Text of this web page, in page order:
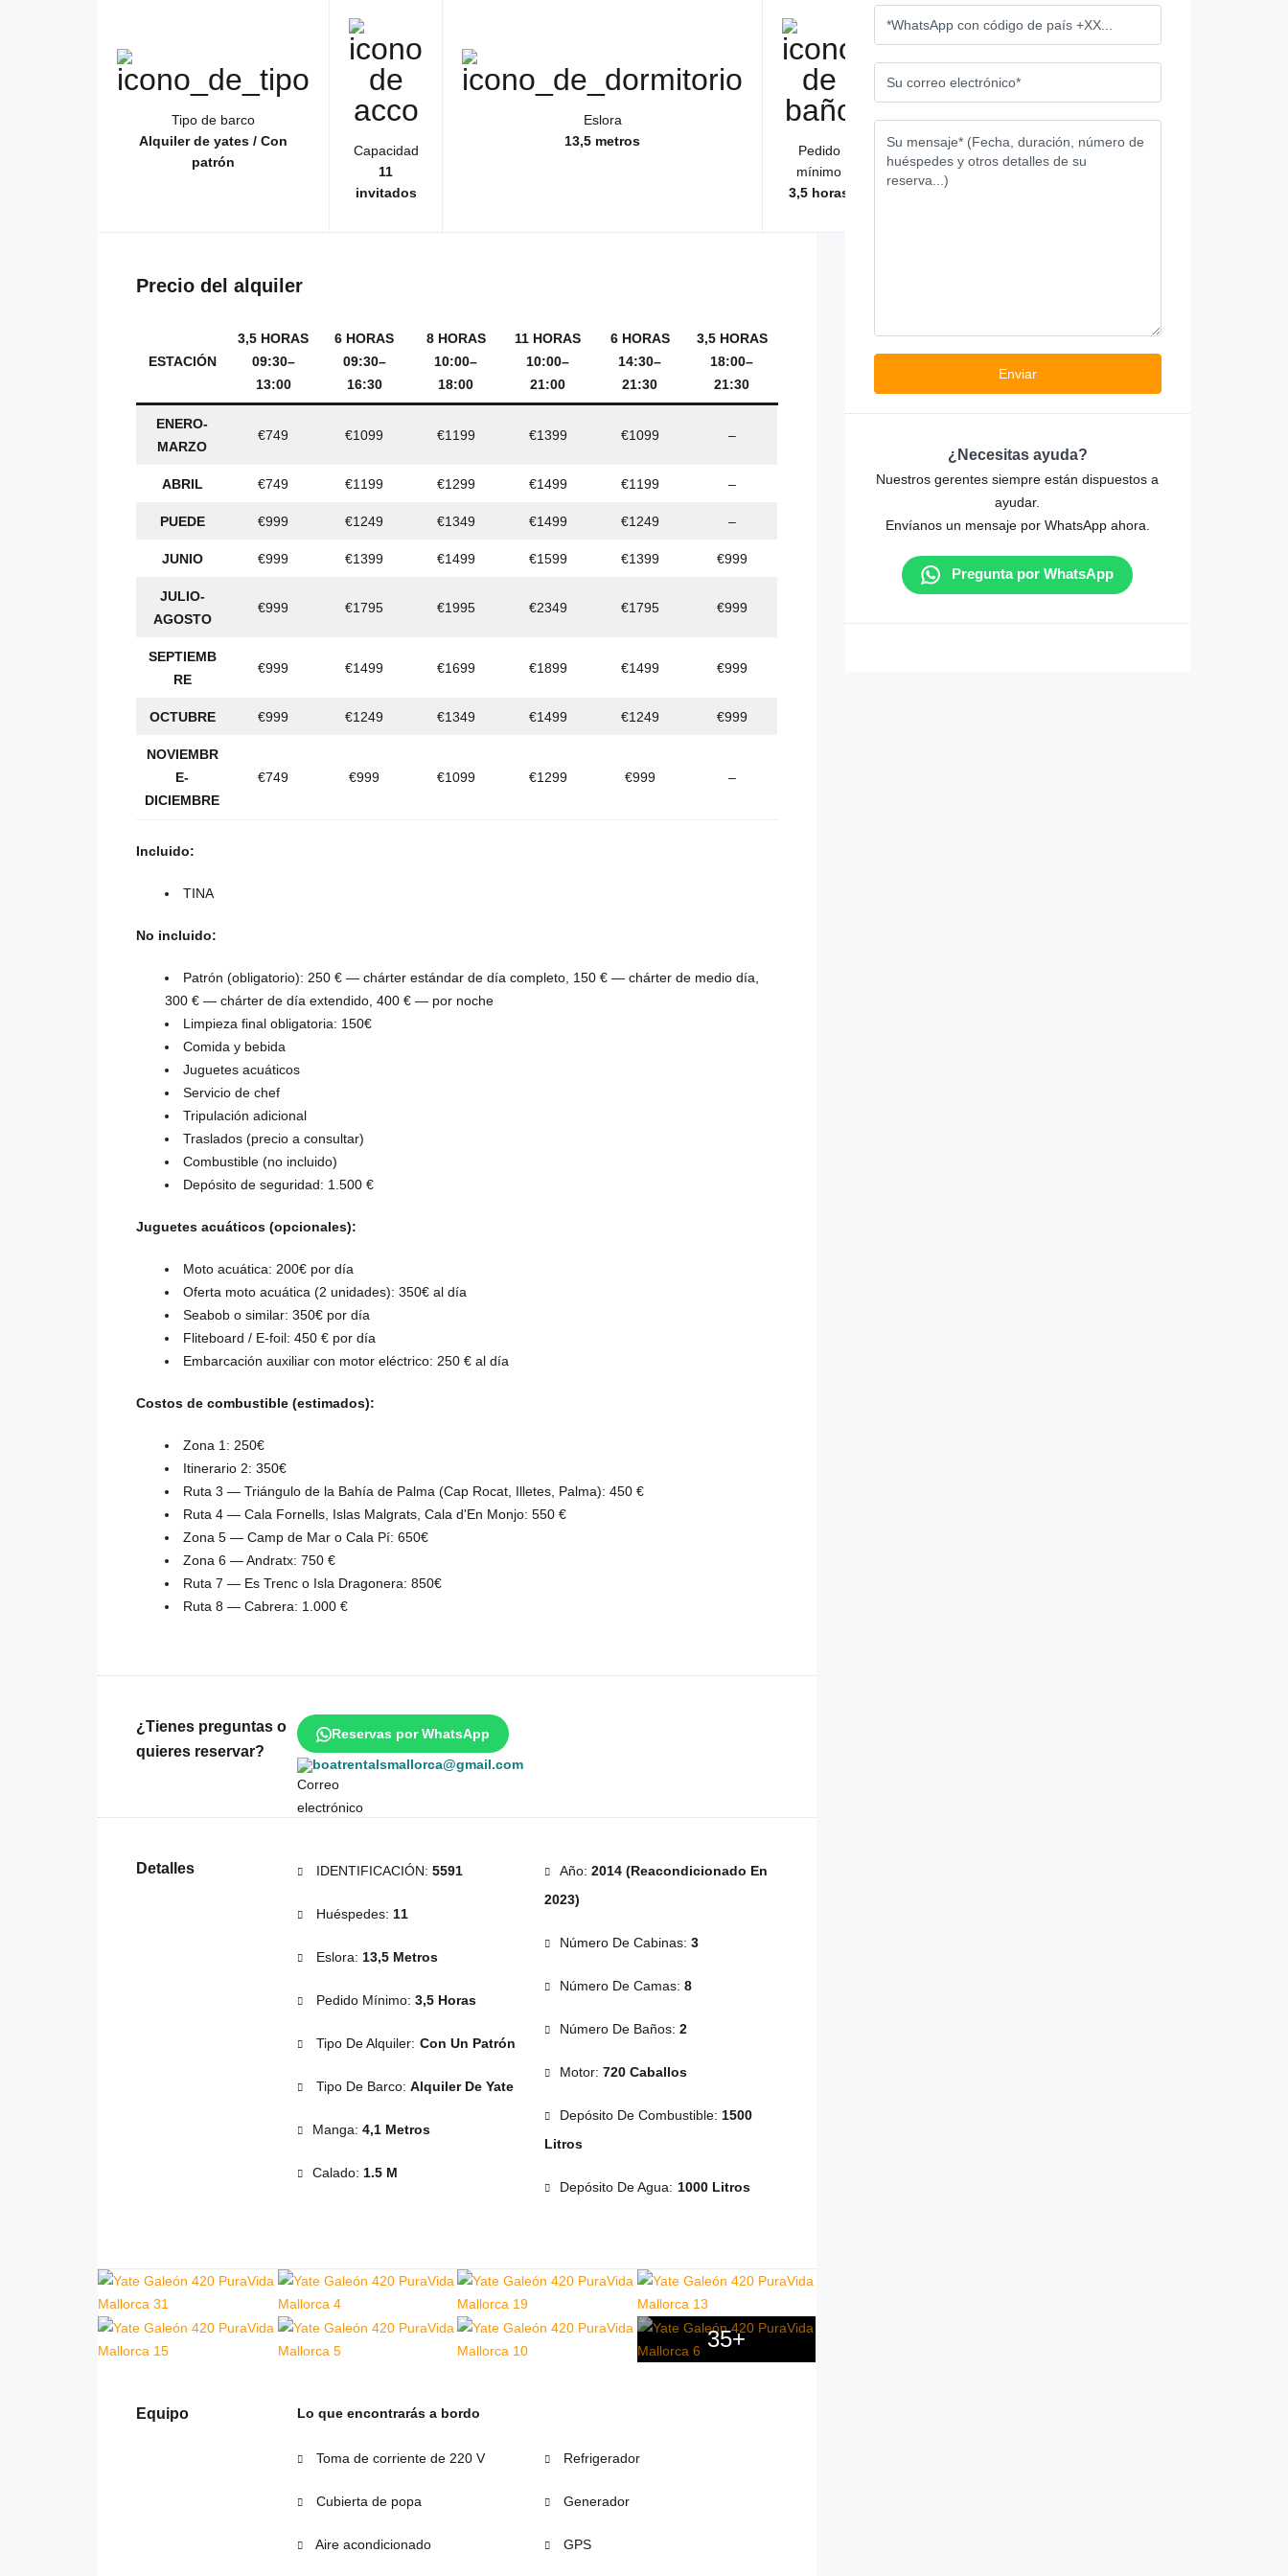
Tipo de barco
Alquiler de yates / Con
patrón
Capacidad
11
invitados
Eslora
13,5 metros
Pedido
mínimo
3,5 horas
Precio del alquiler
ESTACIÓN
3,5 HORAS
09:30–
13:00
6 HORAS
09:30–
16:30
8 HORAS
10:00–
18:00
11 HORAS
10:00–
21:00
6 HORAS
14:30–
21:30
3,5 HORAS
18:00–
21:30
ENERO-
MARZO
€749 €1099 €1199 €1399 €1099 –
ABRIL €749 €1199 €1299 €1499 €1199 –
PUEDE €999 €1249 €1349 €1499 €1249 –
JUNIO €999 €1399 €1499 €1599 €1399 €999
JULIO-
AGOSTO
€999 €1795 €1995 €2349 €1795 €999
SEPTIEMB
RE
€999 €1499 €1699 €1899 €1499 €999
OCTUBRE €999 €1249 €1349 €1499 €1249 €999
NOVIEMBR
E-
DICIEMBRE
€749 €999 €1099 €1299 €999 –
Incluido:
TINA
No incluido:
Patrón (obligatorio): 250 € — chárter estándar de día completo, 150 € — chárter de medio día,
300 € — chárter de día extendido, 400 € — por noche
Limpieza final obligatoria: 150€
Comida y bebida
Juguetes acuáticos
Servicio de chef
Tripulación adicional
Traslados (precio a consultar)
Combustible (no incluido)
Depósito de seguridad: 1.500 €
Juguetes acuáticos (opcionales):
Moto acuática: 200€ por día
Oferta moto acuática (2 unidades): 350€ al día
Seabob o similar: 350€ por día
Fliteboard / E-foil: 450 € por día
Embarcación auxiliar con motor eléctrico: 250 € al día
Costos de combustible (estimados):
Zona 1: 250€
Itinerario 2: 350€
Ruta 3 — Triángulo de la Bahía de Palma (Cap Rocat, Illetes, Palma): 450 €
Ruta 4 — Cala Fornells, Islas Malgrats, Cala d'En Monjo: 550 €
Zona 5 — Camp de Mar o Cala Pí: 650€
Zona 6 — Andratx: 750 €
Ruta 7 — Es Trenc o Isla Dragonera: 850€
Ruta 8 — Cabrera: 1.000 €
¿Tienes preguntas o
quieres reservar?
Reservas por WhatsApp
boatrentalsmallorca@gmail.com
Detalles IDENTIFICACIÓN: 5591
Huéspedes: 11
Eslora: 13,5 Metros
Pedido Mínimo: 3,5 Horas
Tipo De Alquiler: Con Un Patrón
Tipo De Barco: Alquiler De Yate
Manga: 4,1 Metros
Calado: 1.5 M
Año: 2014 (reacondicionado En
2023)
Número De Cabinas: 3
Número De Camas: 8
Número De Baños: 2
Motor: 720 Caballos
Depósito De Combustible: 1500
Litros
Depósito De Agua: 1000 Litros
35+
Equipo Lo que encontrarás a bordo
Toma de corriente de 220 V
Cubierta de popa
Aire acondicionado
Refrigerador
Generador
GPS
¿Necesitas ayuda?
Nuestros gerentes siempre están dispuestos a
ayudar.
Envíanos un mensaje por WhatsApp ahora.
Pregunta por WhatsApp